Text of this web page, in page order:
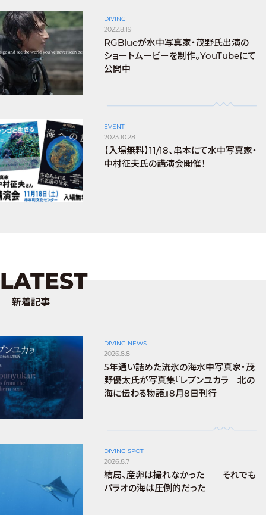
DIVING
2022.8.19
RGBlueが水中写真家・茂野氏出演の
ショートムービーを制作。YouTubeにて
公開中
EVENT
2023.10.28
【入場無料】11/18、串本にて水中写真家・
中村征夫氏の講演会開催！
LATEST
新着記事
DIVING NEWS
2026.8.8
5年通い詰めた流氷の海――水中写真家・茂
野優太氏が写真集『レプンユカラ 北の
海に伝わる物語』8月8日刊行
DIVING SPOT
2026.8.7
結局、産卵は撮れなかった──それでも
パラオの海は圧倒的だった